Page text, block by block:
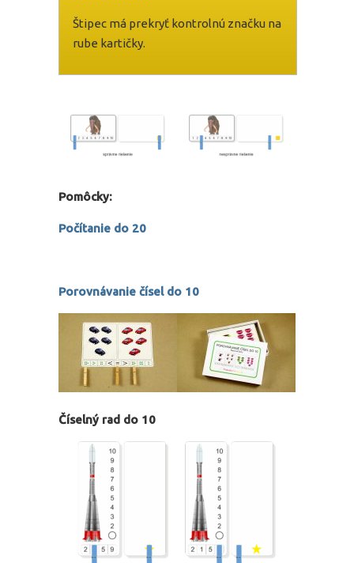
Štipec má prekryť kontrolnú značku na
rube kartičky.
Pomôcky:
Počítanie do 20
Porovnávanie čísel do 10
Číselný rad do 10